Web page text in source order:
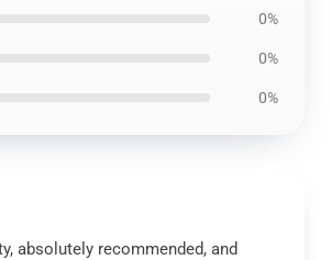
0%
0%
0%
absolutely recommended, and